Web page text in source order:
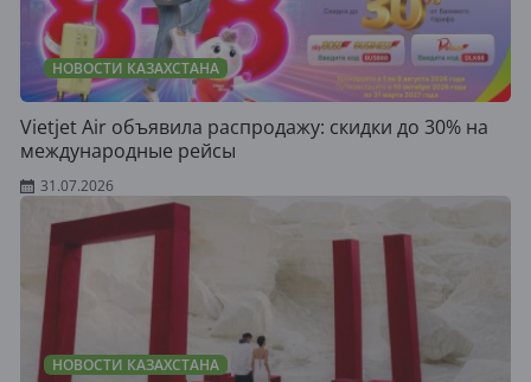
НОВОСТИ КАЗАХСТАНА
Vietjet Air объявила распродажу: скидки до 30% на
международные рейсы
31.07.2026
НОВОСТИ КАЗАХСТАНА